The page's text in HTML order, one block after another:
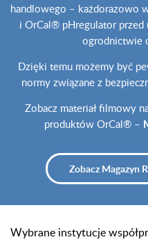
handlowego – każdorazowo
i OrCal® pHregulator przed
ogrodnictwie
Dzięki temu możemy być
normy związane z
Zobacz materiał filmowy
produktów OrCal® –
Zobacz Magazyn
Wybrane instytucje